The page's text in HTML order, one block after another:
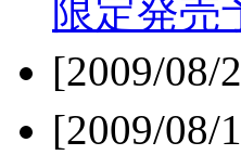
限定発売
[2009/
[2009/